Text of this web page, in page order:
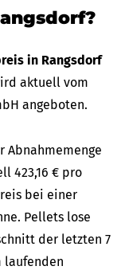
in Rangsdorf
aktuell vom
angeboten.
Abnahmemenge
423,16 € pro
bei einer
Pellets lose
der letzten 7
laufenden